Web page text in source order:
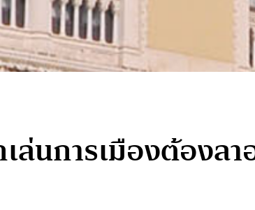
ล่นการเมืองต้องลา